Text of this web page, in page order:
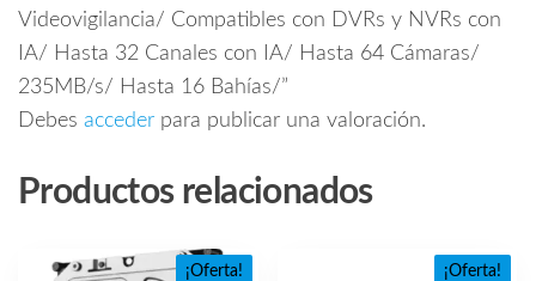
Videovigilancia/ Compatibles con DVRs y NVRs con
IA/ Hasta 32 Canales con IA/ Hasta 64 Cámaras/
235MB/s/ Hasta 16 Bahías/”
Debes acceder para publicar una valoración.
Productos relacionados
¡Oferta! ¡Oferta!